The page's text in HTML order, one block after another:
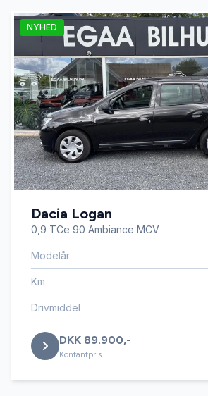
El-spejle
Fartpilot
Fjernbetjent centrallås
Højdejusterbart førersæde
Isofix
Kørecomputer
Læderrat
Navigation
NYHED
Dacia Logan
0,9 TCe 90 Ambiance MCV
Modelår
Km
Drivmiddel
DKK 89.900,-
Kontantpris